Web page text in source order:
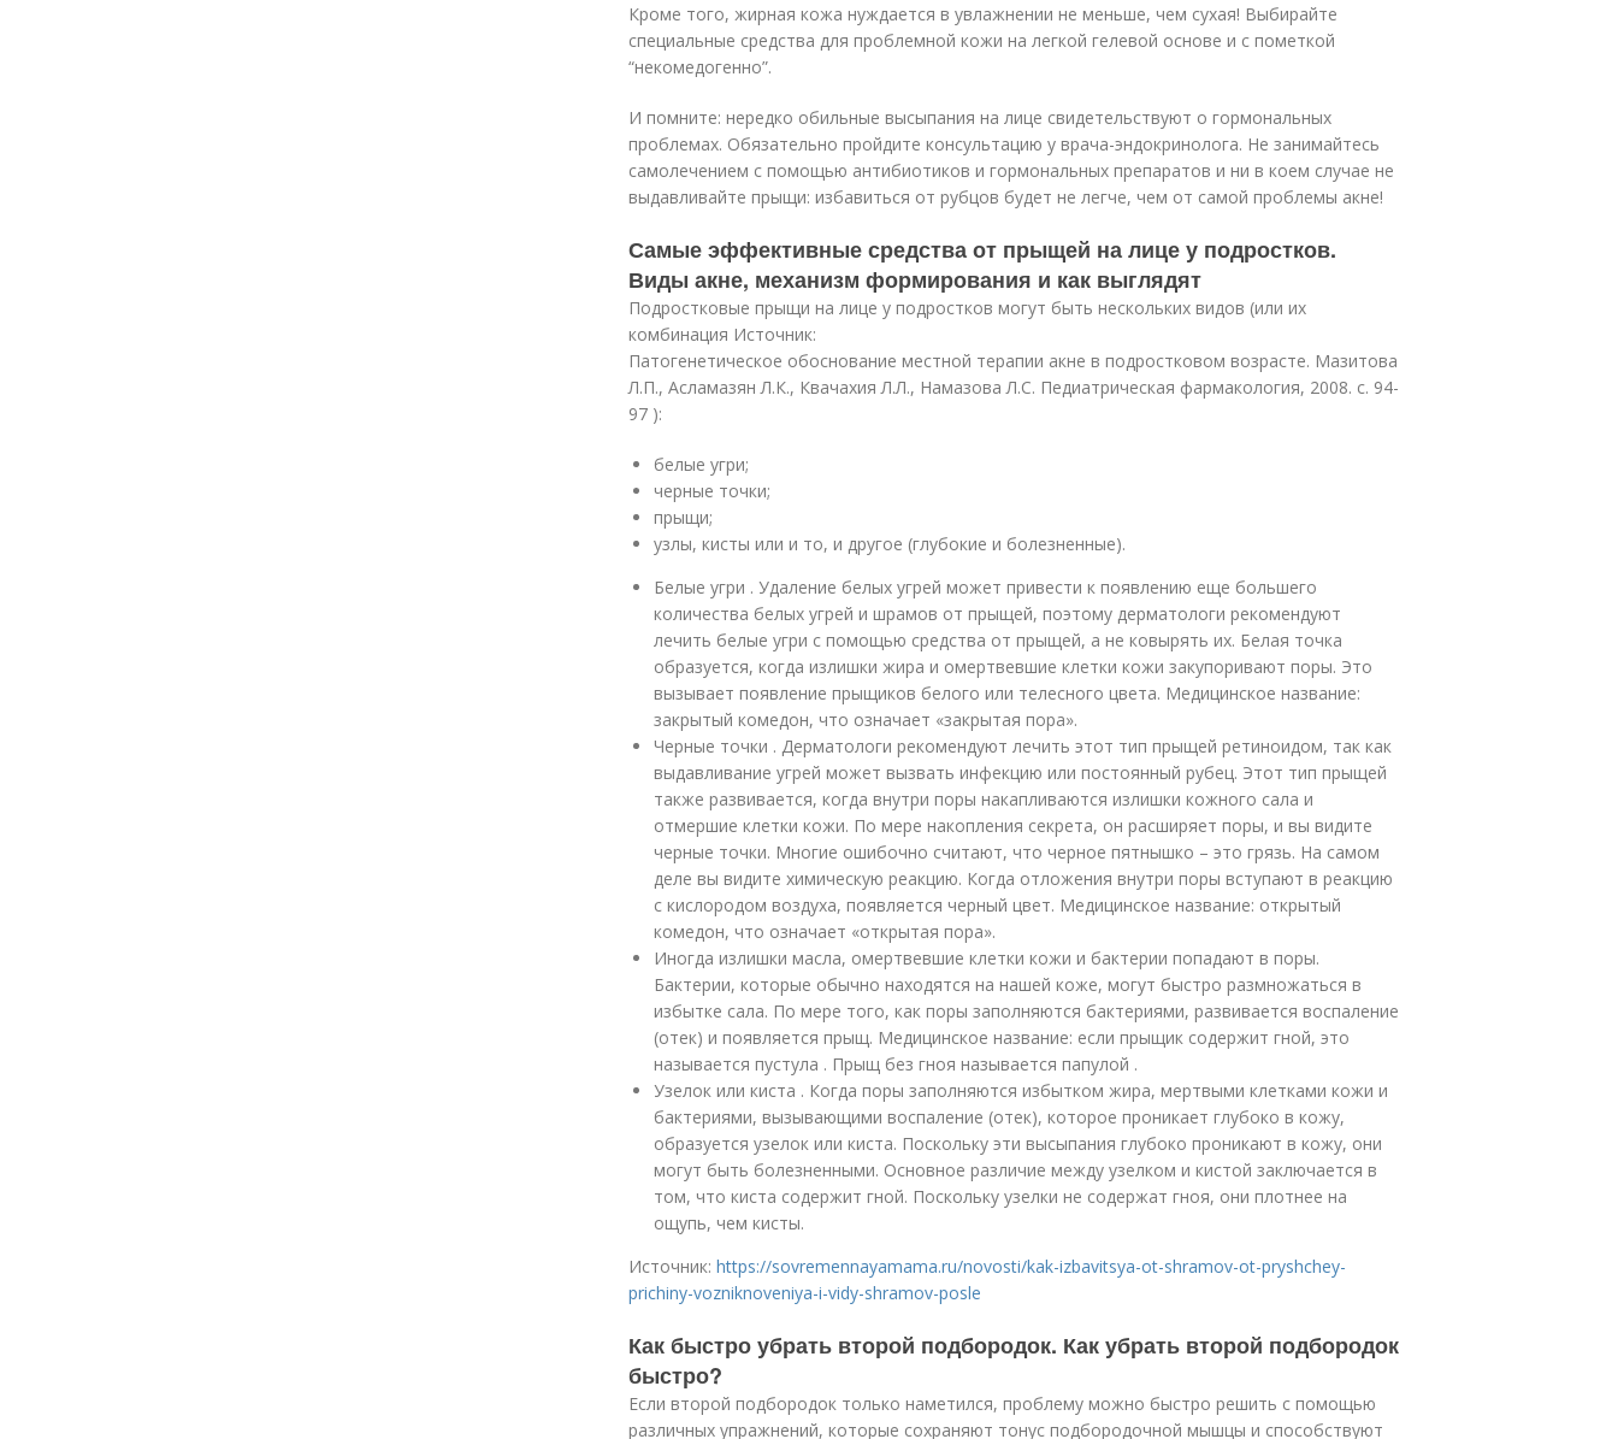
Кроме того, жирная кожа нуждается в увлажнении не меньше, чем сухая! Выбирайте
специальные средства для проблемной кожи на легкой гелевой основе и с пометкой
“некомедогенно”.
И помните: нередко обильные высыпания на лице свидетельствуют о гормональных
проблемах. Обязательно пройдите консультацию у врача-эндокринолога. Не занимайтесь
самолечением с помощью антибиотиков и гормональных препаратов и ни в коем случае не
выдавливайте прыщи: избавиться от рубцов будет не легче, чем от самой проблемы акне!
Самые эффективные средства от прыщей на лице у подростков.
Виды акне, механизм формирования и как выглядят
Подростковые прыщи на лице у подростков могут быть нескольких видов (или их
комбинация Источник:
Патогенетическое обоснование местной терапии акне в подростковом возрасте. Мазитова
Л.П., Асламазян Л.К., Квачахия Л.Л., Намазова Л.С. Педиатрическая фармакология, 2008. с. 94-
97 ):
белые угри;
черные точки;
прыщи;
узлы, кисты или и то, и другое (глубокие и болезненные).
Белые угри . Удаление белых угрей может привести к появлению еще большего
количества белых угрей и шрамов от прыщей, поэтому дерматологи рекомендуют
лечить белые угри с помощью средства от прыщей, а не ковырять их. Белая точка
образуется, когда излишки жира и омертвевшие клетки кожи закупоривают поры. Это
вызывает появление прыщиков белого или телесного цвета. Медицинское название:
закрытый комедон, что означает «закрытая пора».
Черные точки . Дерматологи рекомендуют лечить этот тип прыщей ретиноидом, так как
выдавливание угрей может вызвать инфекцию или постоянный рубец. Этот тип прыщей
также развивается, когда внутри поры накапливаются излишки кожного сала и
отмершие клетки кожи. По мере накопления секрета, он расширяет поры, и вы видите
черные точки. Многие ошибочно считают, что черное пятнышко – это грязь. На самом
деле вы видите химическую реакцию. Когда отложения внутри поры вступают в реакцию
с кислородом воздуха, появляется черный цвет. Медицинское название: открытый
комедон, что означает «открытая пора».
Иногда излишки масла, омертвевшие клетки кожи и бактерии попадают в поры.
Бактерии, которые обычно находятся на нашей коже, могут быстро размножаться в
избытке сала. По мере того, как поры заполняются бактериями, развивается воспаление
(отек) и появляется прыщ. Медицинское название: если прыщик содержит гной, это
называется пустула . Прыщ без гноя называется папулой .
Узелок или киста . Когда поры заполняются избытком жира, мертвыми клетками кожи и
бактериями, вызывающими воспаление (отек), которое проникает глубоко в кожу,
образуется узелок или киста. Поскольку эти высыпания глубоко проникают в кожу, они
могут быть болезненными. Основное различие между узелком и кистой заключается в
том, что киста содержит гной. Поскольку узелки не содержат гноя, они плотнее на
ощупь, чем кисты.
Источник: https://sovremennayamama.ru/novosti/kak-izbavitsya-ot-shramov-ot-pryshchey-
prichiny-vozniknoveniya-i-vidy-shramov-posle
Как быстро убрать второй подбородок. Как убрать второй подбородок
быстро?
Если второй подбородок только наметился, проблему можно быстро решить с помощью
различных упражнений, которые сохраняют тонус подбородочной мышцы и способствуют